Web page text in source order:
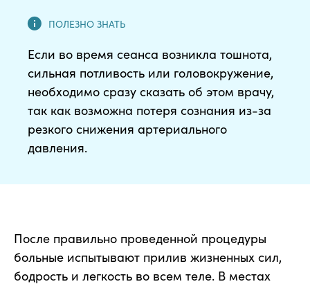
Если во время сеанса возникла тошнота,
сильная потливость или головокружение,
необходимо сразу сказать об этом врачу,
так как возможна потеря сознания из-за
резкого снижения артериального
давления.
После правильно проведенной процедуры
больные испытывают прилив жизненных сил,
бодрость и легкость во всем теле. В местах